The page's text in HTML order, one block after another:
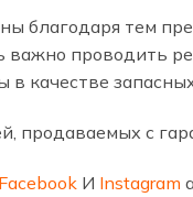
благодаря тем
проводить
качестве
продаваемых с
Facebook И Instagram